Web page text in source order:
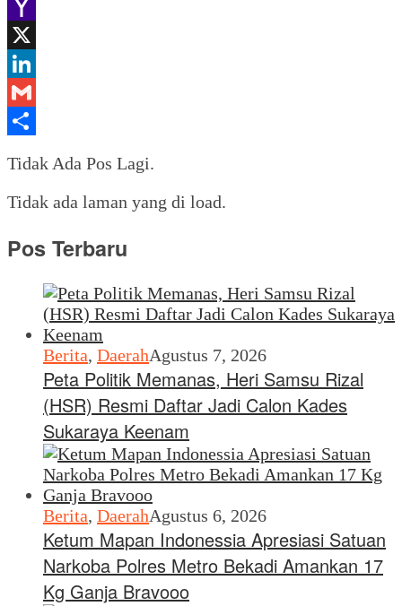
WhatsApp
Yahoo
Mail
X
LinkedIn
Gmail
Tidak Ada Pos Lagi.
Tidak ada laman yang di load.
Pos Terbaru
Berita, DaerahAgustus 7, 2026
Peta Politik Memanas, Heri Samsu Rizal
(HSR) Resmi Daftar Jadi Calon Kades
Sukaraya Keenam
Berita, DaerahAgustus 6, 2026
Ketum Mapan Indonessia Apresiasi Satuan
Narkoba Polres Metro Bekadi Amankan 17
Kg Ganja Bravooo